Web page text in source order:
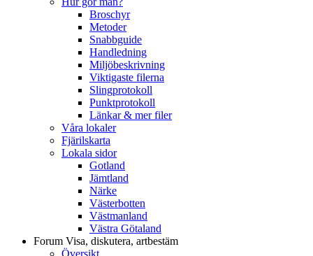
Broschyr
Metoder
Snabbguide
Handledning
Miljöbeskrivning
Viktigaste filerna
Slingprotokoll
Punktprotokoll
Länkar & mer filer
Våra lokaler
Fjärilskarta
Lokala sidor
Gotland
Jämtland
Närke
Västerbotten
Västmanland
Västra Götaland
Forum Visa, diskutera, artbestäm
Översikt